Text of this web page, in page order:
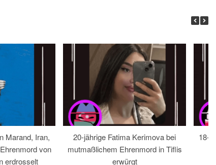
Marand, Iran,
von
erdrosselt
20-jährige Fatima Kerimova bei
mutmaßlichem Ehrenmord in Tiflis
erwürgt
18-